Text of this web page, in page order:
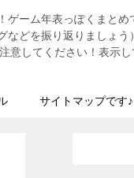
ーム年表っぽくまと
どを振り返りましょ
意してください！表示
サイトマップです♪